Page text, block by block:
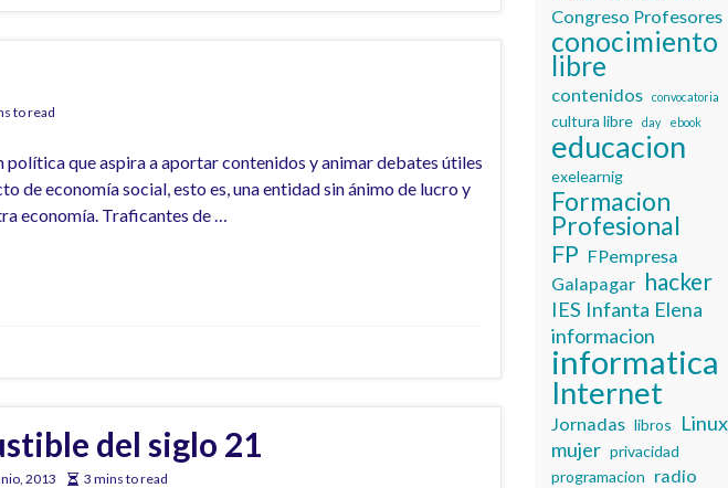
to read
que aspira a aportar contenidos y animar debates útiles
de economía social, esto es, una entidad sin ánimo de lucro y
economía. Traficantes de …
del siglo 21
2013 3 mins to read
Congreso Profesores
conocimiento
libre
contenidos convocatoria
cultura libre day ebook
educacion
exelearnig
Formacion
Profesional
FP FPempresa
Galapagar hacker
IES Infanta Elena
informacion
informatica
Internet
Jornadas libros
Linux
mujer privacidad
programacion radio